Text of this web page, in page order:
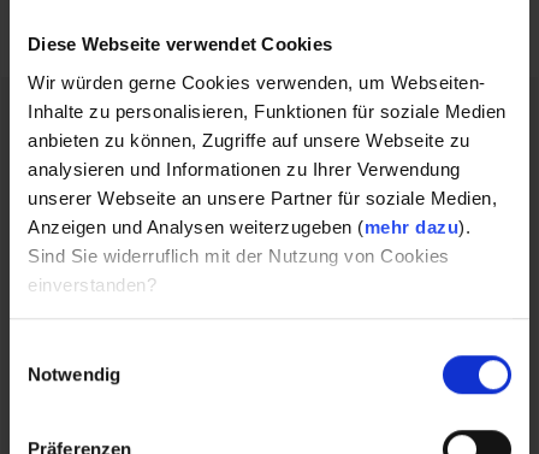
Diese Webseite verwendet Cookies
Wir würden gerne Cookies verwenden, um Webseiten-
Inhalte zu personalisieren, Funktionen für soziale Medien
anbieten zu können, Zugriffe auf unsere Webseite zu
analysieren und Informationen zu Ihrer Verwendung
unserer Webseite an unsere Partner für soziale Medien,
Anzeigen und Analysen weiterzugeben (mehr dazu).
Sind Sie widerruflich mit der Nutzung von Cookies
einverstanden?
Notwendig
Präferenzen
Verpflegung
Für eine „sportlergerechte“ Verpflegung ist
gesorgt.
Für alle, die von auswärts kommen: meldet euch